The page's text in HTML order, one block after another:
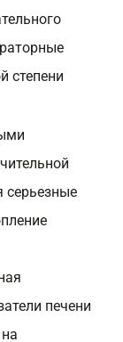
степени
серьезные
печени